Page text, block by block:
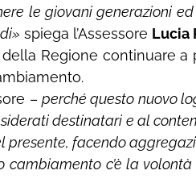
le giovani generazioni
spiega l’Assessore Lucia
Regione continuare
–perché questo nuovo
destinatari e al
facendo
c’è la